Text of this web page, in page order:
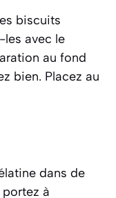
biscuits
les avec le
au fond
bien. Placez au
dans de
portez à